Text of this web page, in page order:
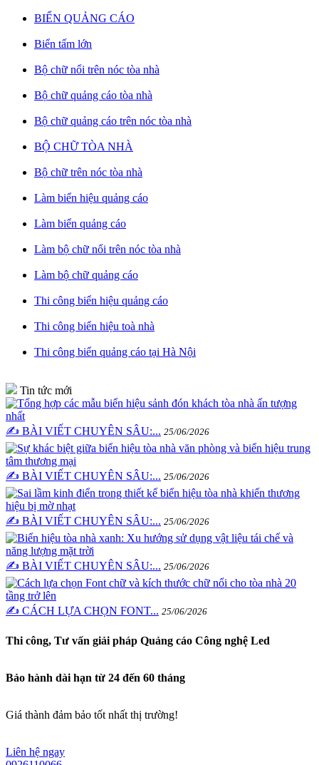
BIỂN QUẢNG CÁO
Biển tấm lớn
Bộ chữ nổi trên nóc tòa nhà
Bộ chữ quảng cáo tòa nhà
Bộ chữ quảng cáo trên nóc tòa nhà
BỘ CHỮ TÒA NHÀ
Bộ chữ trên nóc tòa nhà
Làm biển hiệu quảng cáo
Làm biển quảng cáo
Làm bộ chữ nổi trên nóc tòa nhà
Làm bộ chữ quảng cáo
Thi công biển hiệu quảng cáo
Thi công biển hiệu toà nhà
Thi công biển quảng cáo tại Hà Nội
Tin tức mới
✍️ BÀI VIẾT CHUYÊN SÂU:... 25/06/2026
✍️ BÀI VIẾT CHUYÊN SÂU:... 25/06/2026
✍️ BÀI VIẾT CHUYÊN SÂU:... 25/06/2026
✍️ BÀI VIẾT CHUYÊN SÂU:... 25/06/2026
✍️ CÁCH LỰA CHỌN FONT... 25/06/2026
Thi công, Tư vấn giải pháp Quảng cáo Công nghệ Led
Bảo hành dài hạn từ 24 đến 60 tháng
Giá thành đảm bảo tốt nhất thị trường!
Liên hệ ngay